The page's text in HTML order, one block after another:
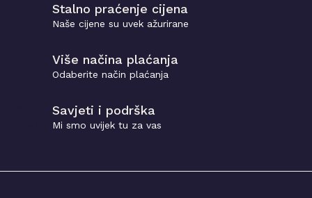
Stalno praćenje cijena
Naše cijene su uvek ažurirane
Više načina plaćanja
Odaberite način plaćanja
Savjeti i podrška
Mi smo uvijek tu za vas